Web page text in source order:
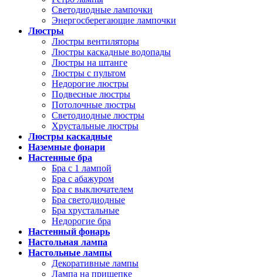
Светодиодные лампочки
Энергосберегающие лампочки
Люстры
Люстры вентиляторы
Люстры каскадные водопады
Люстры на штанге
Люстры с пультом
Недорогие люстры
Подвесные люстры
Потолочные люстры
Светодиодные люстры
Хрустальные люстры
Люстры каскадные
Наземные фонари
Настенные бра
Бра с 1 лампой
Бра с абажуром
Бра с выключателем
Бра светодиодные
Бра хрустальные
Недорогие бра
Настенный фонарь
Настольная лампа
Настольные лампы
Декоративные лампы
Лампа на прищепке